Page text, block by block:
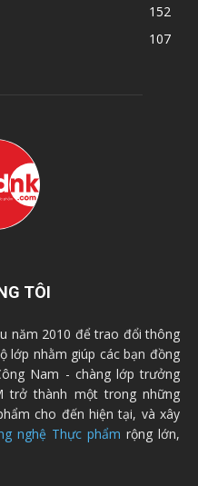
152
107
TÔI
năm 2010 để trao đổi thông
lớp nhằm giúp các bạn đồng
Nam - chàng lớp trưởng
trở thành một trong những
cho đến hiện tại, và xây
nghệ Thực phẩm rộng lớn,